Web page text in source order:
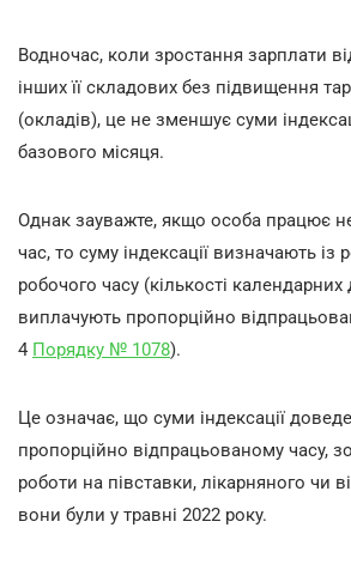
Водночас, коли зростання зарплати
інших її складових без підвищення
(окладів), це не зменшує суми
базового місяця.
Однак зауважте, якщо особа працює
час, то суму індексації визначають із
робочого часу (кількості календарних
виплачують пропорційно
4 Порядку № 1078).
Це означає, що суми індексації
пропорційно відпрацьованому часу,
роботи на півставки, лікарняного чи
вони були у травні 2022 року.